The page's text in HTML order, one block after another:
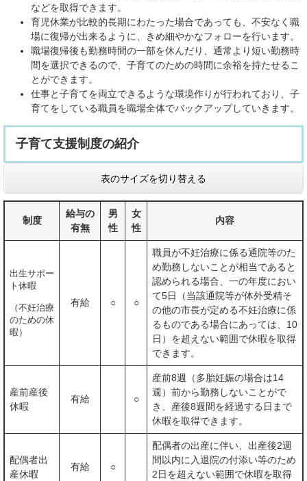
などを取得できます。
育児休業が比較的長期にわたった場合であっても、不安なく職
場に復帰が出来るように、きめ細やかなフォローを行います。
職場復帰後も勤務時間の一部を休んだり、通常より短い勤務時
間を選択できるので、子育てのための時間に余裕を持たせるこ
とができます。
仕事と子育てを両立できるような環境作りが行われており、子
育てをしている職員を職場全体でバックアップしていきます。
子育て支援制度の紹介
表のサイズを切り替える
制度
給与の
有無
男
性
女
性
内容
出生サポー
ト休暇
（不妊治療
のための休
暇）
有給 ○ ○
職員が不妊治療に係る通院等のた
め勤務しないことが相当であると
認められる場合、一の年度におい
て5日（当該通院等が体外受精そ
の他の市長が定める不妊治療に係
るものである場合にあっては、10
日）を超えない範囲で休暇を取得
できます。
産前産後
休暇
有給 ○
産前8週（多胎妊娠の場合は14
週）前から勤務しないことがで
き、産後8週間を経過する日まで
休暇を取得できます。
配偶者出
産休暇
有給 ○
配偶者の出産に伴い、出産後2週
間以内に入退院の付添い等のため
2日を超えない範囲で休暇を取得